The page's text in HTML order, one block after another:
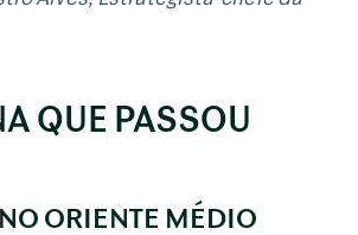
QUE PASSOU
ORIENTE MÉDIO